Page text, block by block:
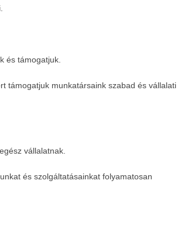
és támogatjuk.
támogatjuk munkatársaink szabad és vállalati
vállalatnak.
és szolgáltatásainkat folyamatosan